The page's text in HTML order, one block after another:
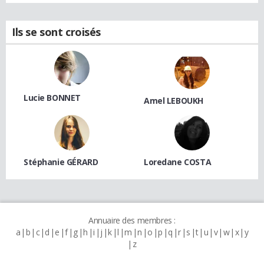
Ils se sont croisés
Lucie BONNET Amel LEBOUKH
Stéphanie GÉRARD Loredane COSTA
Annuaire des membres :
a b c d e f g h i j k l m n o p q r s t u v w x y
z